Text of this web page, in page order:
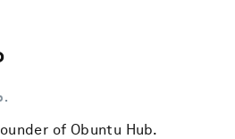
of Obuntu Hub.